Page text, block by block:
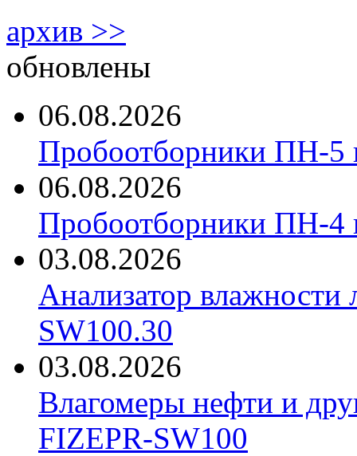
архив >>
обновлены
06.08.2026
Пробоотборники ПН-
06.08.2026
Пробоотборники ПН-
03.08.2026
Анализатор
SW100.30
03.08.2026
Влагомеры нефти и
FIZEPR-SW100